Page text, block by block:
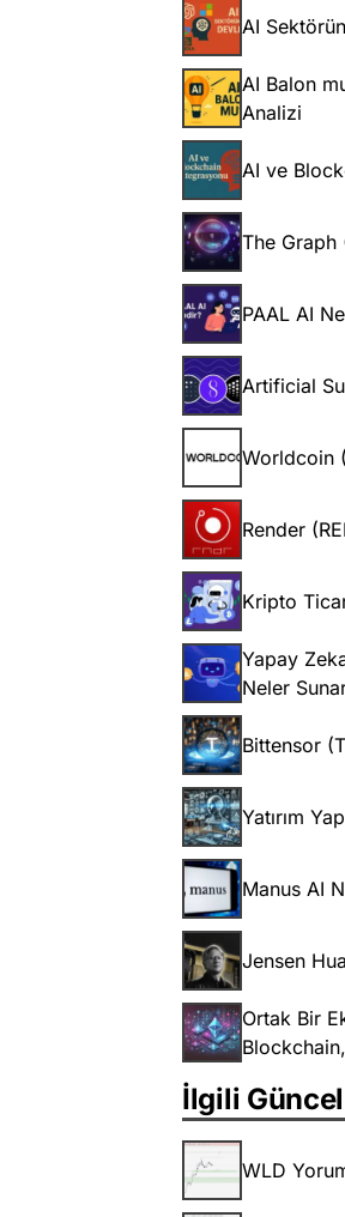
AI
AI Balon
Analizi
AI ve
The Graph
PAAL AI
Artificial
Worldcoin
Render
Kripto
Yapay
Neler
Bittensor
Yatırım
Manus AI
Jensen
Ortak Bir
İlgili
WLD